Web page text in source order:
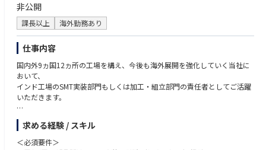
非公開
課長以上 海外勤務あり
仕事内容
国内外9ヵ国12ヵ所の工場を構え、今後も海外展開を強化していく当社に
おいて、
インド⼯場のSMT実装部⾨もしくは加⼯・組⽴部⾨の責任者としてご活躍
いただきます。
【主な業務内容】
●SMT実装部門あるいは組立・加工部門の製造全般管理
●工場全体の生産性向上／業務効率化への取り組み／品質向上に向けた改
求める経験 / スキル
＜必須要件＞